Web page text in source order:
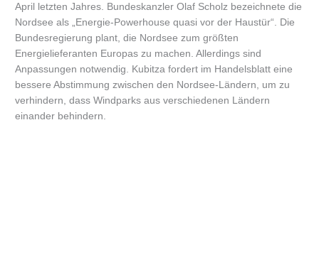
April letzten Jahres. Bundeskanzler Olaf Scholz bezeichnete die
Nordsee als „Energie-Powerhouse quasi vor der Haustür“. Die
Bundesregierung plant, die Nordsee zum größten
Energielieferanten Europas zu machen. Allerdings sind
Anpassungen notwendig. Kubitza fordert im Handelsblatt eine
bessere Abstimmung zwischen den Nordsee-Ländern, um zu
verhindern, dass Windparks aus verschiedenen Ländern
einander behindern.